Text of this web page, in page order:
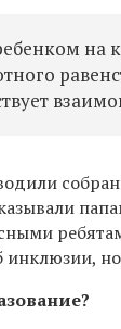
на
инклюзии,